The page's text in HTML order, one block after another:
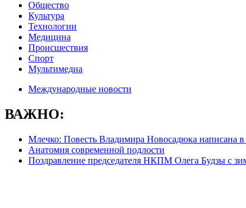
Общество
Культура
Технологии
Медицина
Происшествия
Спорт
Мультимедиа
Международные новости
ВАЖНО:
Млечко: Повесть Владимира Новосадюка написана
Анатомия современной подлости
Поздравление председателя НКПМ Олега Будзы с